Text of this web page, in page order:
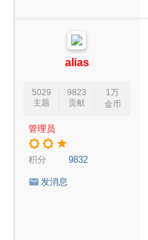
alias
5029
主题
9823
贡献
1万
金币
管理员
积分 9832
发消息